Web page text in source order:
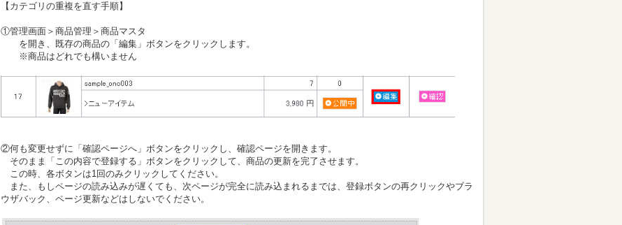
【カテゴリの重複を直す手順】
①管理画面＞商品管理＞商品マスタ
を開き、既存の商品の「編集」ボタンをクリックします。
※商品はどれでも構いません
②何も変更せずに「確認ページへ」ボタンをクリックし、確認ページを開きます。
そのまま「この内容で登録する」ボタンをクリックして、商品の更新を完了させます。
この時、各ボタンは1回のみクリックしてください。
また、もしページの読み込みが遅くても、次ページが完全に読み込まれるまでは、登録ボタンの再クリックやブラ
ウザバック、ページ更新などはしないでください。